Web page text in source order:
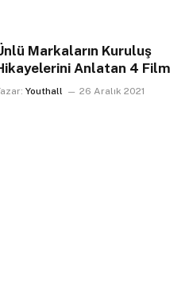
Markaların Kuruluş
Anlatan 4 Film
Youthall 26 Aralık 2021